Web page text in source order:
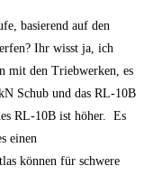
basierend auf den
Ihr wisst ja, ich
mit den Triebwerken, es
Schub und das RL-10B
RL-10B ist höher. Es
einen
können für schwere